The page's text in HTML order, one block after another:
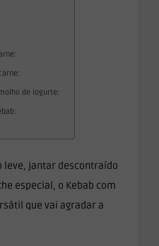
de iogurte:
leve, jantar descontraído
especial, o Kebab com
que vai agradar a